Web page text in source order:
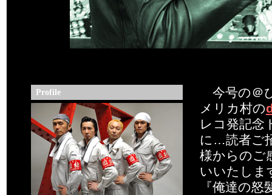
Profile
今号の＠
メリカ村の
レコ発記
に…読者ご
様からのご
いいたしま
『俺達の